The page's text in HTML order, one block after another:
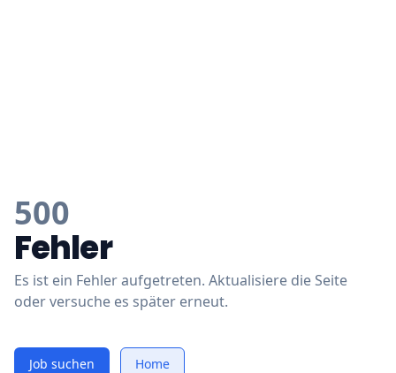
500
Fehler
Es ist ein Fehler aufgetreten. Aktualisiere die Seite
oder versuche es später erneut.
Job suchen Home